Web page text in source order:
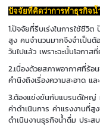
ปัจจัยที่คิดว่าการทำธุรกิจน้
1.ปัจจัยที่รีบเร่งในการใช้ชีวิ
สูง คนจำนวนมากจึงจำเป็นต้
วันไปแล้ว เพราะฉะนั้นโอกา
2.เนื่องด้วยสภาพอากาศที่ร้
คำนึงถึงเรื่องความสะอาด แล
3.ต้องแข่งขันกับแบรนด์ใหญ่
ค่าดำเนินการ ค่าแรงงานที่สู
ดำเนินงานธุรกิจน้ำดื่ม ประส